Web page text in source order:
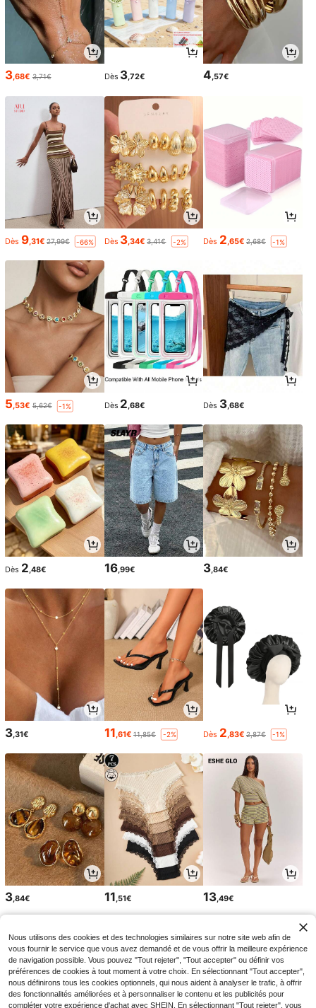
3,68€ 3,71€ Dès 3,72€ 4,57€
Dès 9,31€ 27,99€ -66% Dès 3 ,34€ 3,41€ -2% Dès 2 ,65€ 2,68€ -1%
5,53€ 5,62€ -1% Dès 2,68€ Dès 3,68€
Dès 2,48€ 16,99€ 3,84€
3 ,31€ 11 ,61€ 11,85€ -2% Dès 2 ,83€ 2,87€ -1%
3 ,84€ 11 ,51€ 13 ,49€
Nous utilisons des cookies et des technologies similaires sur notre site web afin de
vous fournir le service que vous avez demandé et de vous offrir la meilleure expérience
de navigation possible. Vous pouvez "Tout rejeter", "Tout accepter" ou définir vos
préférences de cookies à tout moment à votre choix. En sélectionnant "Tout accepter",
nous définirons tous les cookies optionnels, qui nous aident à analyser le trafic, à offrir
des fonctionnalités améliorées et à personnaliser le contenu et les publicités pour
compléter votre expérience d'achat avec SHEIN. En sélectionnant "Tout rejeter", vous